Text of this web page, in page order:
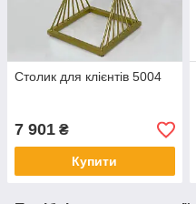
Столик для клієнтів 5004
7 901 ₴
Купити